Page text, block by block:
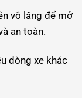
vô lăng để mở
an toàn.
dòng xe khác